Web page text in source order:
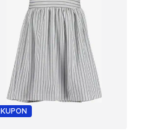
KUPON